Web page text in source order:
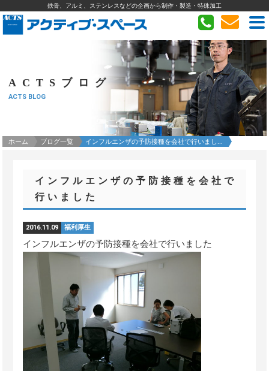
鉄骨、アルミ、ステンレスなどの企画から制作・製造・特殊加工
ACTSブログ
ACTS BLOG
ホーム ブログ一覧 インフルエンザの予防接種を会社で行いまし...
インフルエンザの予防接種を会社で
行いました
2016.11.09 福利厚生
インフルエンザの予防接種を会社で行いました